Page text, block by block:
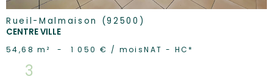
Rueil-Malmaison (92500)
CENTRE VILLE
54,68 m² - 1 050 € / moisNAT - HC*
3